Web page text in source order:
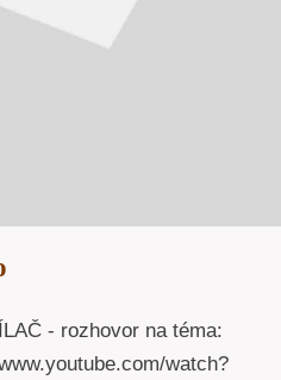
- rozhovor na téma:
watch?